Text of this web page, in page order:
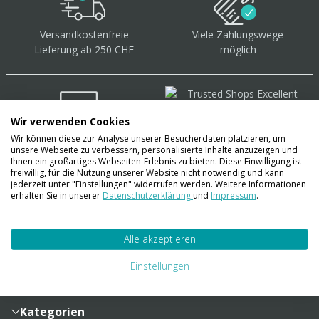
Versandkostenfreie
Lieferung ab 250 CHF
Viele Zahlungswege
möglich
Über 40.000 Artikel auf
Lager
Sendungsverfolgung
Zahlung und Versand
Lieferinformationen
Kategorien
Wir verwenden Cookies
Wir können diese zur Analyse unserer Besucherdaten platzieren, um
unsere Webseite zu verbessern, personalisierte Inhalte anzuzeigen und
Ihnen ein großartiges Webseiten-Erlebnis zu bieten. Diese Einwilligung ist
freiwillig, für die Nutzung unserer Website nicht notwendig und kann
jederzeit unter "Einstellungen" widerrufen werden. Weitere Informationen
erhalten Sie in unserer Datenschutzerklärungund Impressum.
Alle akzeptieren
Einstellungen